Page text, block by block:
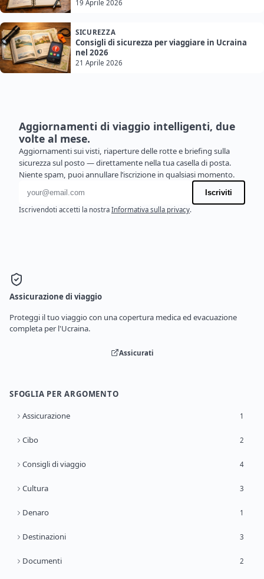
19 Aprile 2026
SICUREZZA
Consigli di sicurezza per viaggiare in Ucraina
nel 2026
21 Aprile 2026
Aggiornamenti di viaggio intelligenti, due
volte al mese.
Aggiornamenti sui visti, riaperture delle rotte e briefing sulla
sicurezza sul posto — direttamente nella tua casella di posta.
Niente spam, puoi annullare l’iscrizione in qualsiasi momento.
Indirizzo email
Iscriviti
Iscrivendoti accetti la nostra Informativa sulla privacy.
Assicurazione di viaggio
Proteggi il tuo viaggio con una copertura medica ed evacuazione
completa per l'Ucraina.
Assicurati
SFOGLIA PER ARGOMENTO
Assicurazione 1
Cibo 2
Consigli di viaggio 4
Cultura 3
Denaro 1
Destinazioni 3
Documenti 2